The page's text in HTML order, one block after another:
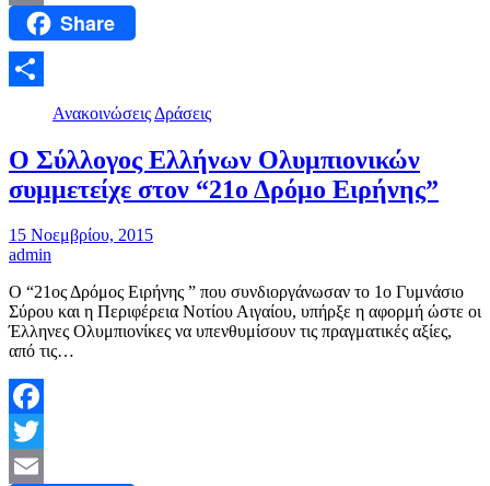
Email Share
Μοιραστείτε
Ανακοινώσεις Δράσεις
Ο Σύλλογος Ελλήνων Ολυμπιονικών
συμμετείχε στον “21ο Δρόμο Ειρήνης”
15 Νοεμβρίου, 2015
admin
Ο “21ος Δρόμος Ειρήνης ” που συνδιοργάνωσαν το 1ο Γυμνάσιο
Σύρου και η Περιφέρεια Νοτίου Αιγαίου, υπήρξε η αφορμή ώστε οι
Έλληνες Ολυμπιονίκες να υπενθυμίσουν τις πραγματικές αξίες,
από τις…
Facebook
Twitter